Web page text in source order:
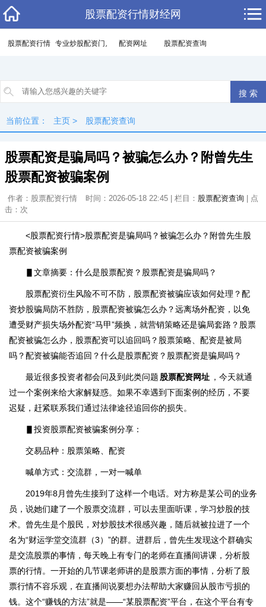
股票配资行情财经网
股票配资行情 专业炒股配资门户 配资网址 股票配资查询
当前位置： 主页 > 股票配资查询
股票配资是骗局吗？被骗怎么办？附曾先生
股票配资被骗案例
作者：股票配资行情 时间：2026-05-18 22:45 | 栏目： 股票配资查询 | 点
击： 次
<股票配资行情>股票配资是骗局吗？被骗怎么办？附曾先生股
票配资被骗案例
▋文章摘要：什么是股票配资？股票配资是骗局吗？
股票配资衍生风险不可不防，股票配资被骗应该如何处理？配
资炒股骗局防不胜防，股票配资被骗怎么办？远离场外配资，以免
遭受财产损失场外配资“马甲”频换，就营销策略还是骗局套路？股票
配资被骗怎么办，股票配资可以追回吗？股票策略、配资是被局
吗？配资被骗能否追回？什么是股票配资？股票配资是骗局吗？
最近很多投资者都会问及到此类问题 股票配资网址 ，今天就通
过一个案例来给大家解疑惑。如果不幸遇到下面案例的经历，不要
迟疑，赶紧联系我们通过法律途径追回你的损失。
▋投资股票配资被骗案例分享：
交易品种：股票策略、配资
喊单方式：交流群，一对一喊单
2019年8月曾先生接到了这样一个电话。对方称是某公司的业务
员，说她们建了一个股票交流群，可以去里面听课，学习炒股的技
术。曾先生是个股民，对炒股技术很感兴趣，随后就被拉进了一个
名为“财运学堂交流群（3）”的群。进群后，曾先生发现这个群确实
是交流股票的事情，每天晚上有专门的老师在直播间讲课，分析股
票的行情。一开始的几节课老师讲的是股票方面的事情，分析了股
票行情不容乐观，在直播间说要想办法帮助大家赚回从股市亏损的
钱。这个“赚钱的方法”就是——“某股票配资”平台，在这个平台有专